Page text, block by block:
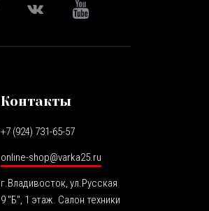
Контакты
+7 (924) 731-65-57
online-shop@varka25.ru
г.Владивосток, ул.Русская
9 "Б", 1 этаж. Салон техники